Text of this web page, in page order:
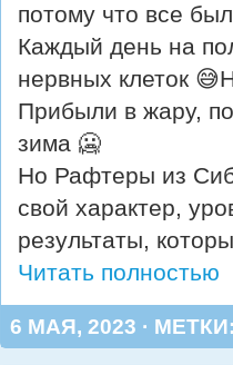
потому что все
Каждый день на
нервных клеток
Прибыли в жару,
зима 🥶
Но Рафтеры из
свой характер,
результаты,
Читать полностью
6 МАЯ, 2023 ·